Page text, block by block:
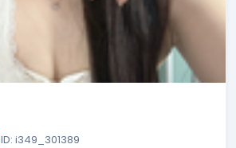
ID: i349_301389